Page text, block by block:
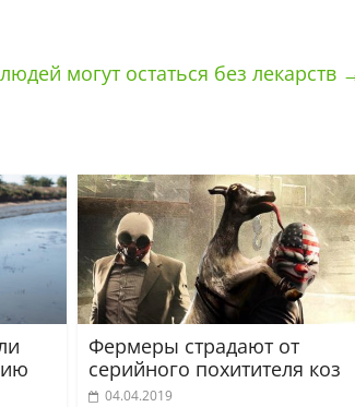
могут остаться без лекарств
Фермеры страдают от
серийного похитителя коз
04.04.2019